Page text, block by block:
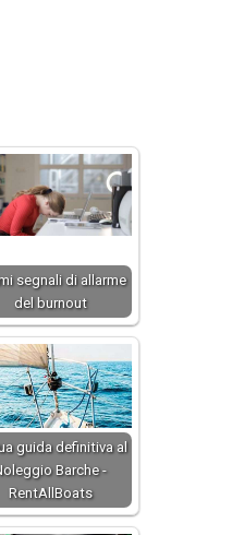
segnali di allarme
del burnout
guida definitiva al
Barche -
RentAllBoats